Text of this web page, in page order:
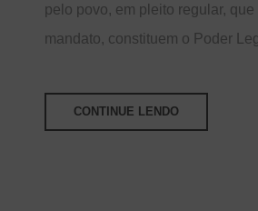
pelo povo, em pleito regular,
mandato, constituem o Poder
CONTINUE LENDO